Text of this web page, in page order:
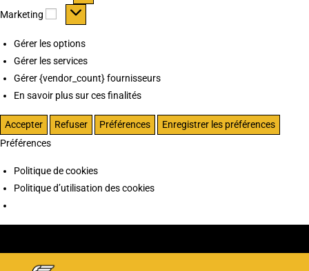
Marketing Marketing
Gérer les options
Gérer les services
Gérer {vendor_count} fournisseurs
En savoir plus sur ces finalités
Accepter Refuser Préférences
Enregistrer les préférences
Préférences
Politique de cookies
Politique d’utilisation des cookies